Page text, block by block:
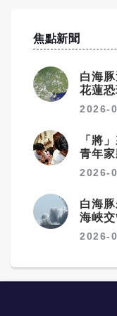
焦點新聞
白海
花蓮
2026-
「將
青年
2026-
白海
海峽
2026-